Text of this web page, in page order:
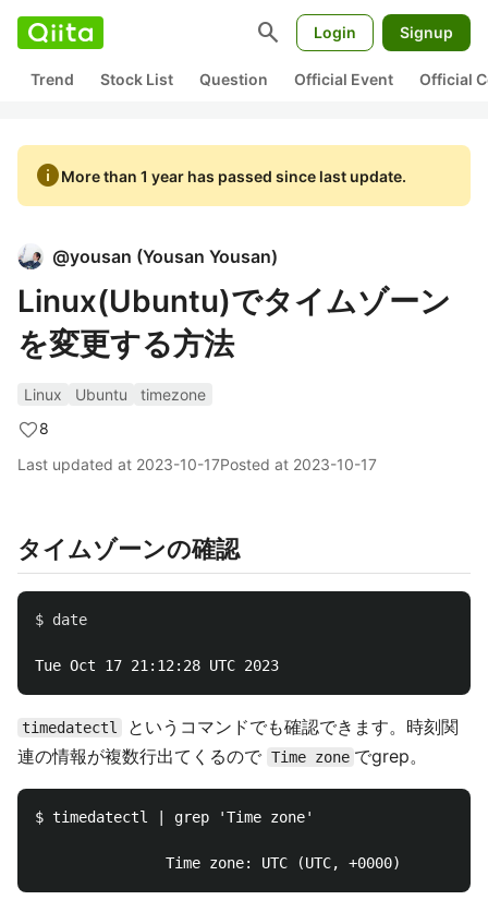
search Login Signup
Trend Stock List Question Official Event Official
infoMore than 1 year has passed since last update.
@yousan (Yousan Yousan)
Linux(Ubuntu)でタイムゾーン
を変更する方法
Linux Ubuntu
timezone
8
Last updated at 2023-10-17Posted at 2023-10-17
タイムゾーンの確認
$ date
timedatectl
というコマンドでも確認できます。時刻関
連の情報が複数行出てくるので Time zone でgrep。
$ timedatectl | grep 'Time zone'